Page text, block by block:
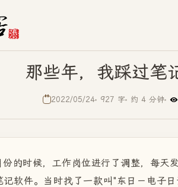
那些年，我踩过笔
2022/05/24 927 字 约 4 分钟
的时候，工作岗位进行了调整，每天
记软件。当时找了一款叫"东日－电子